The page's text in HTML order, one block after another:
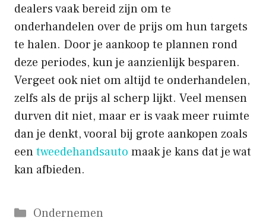
dealers vaak bereid zijn om te
onderhandelen over de prijs om hun targets
te halen. Door je aankoop te plannen rond
deze periodes, kun je aanzienlijk besparen.
Vergeet ook niet om altijd te onderhandelen,
zelfs als de prijs al scherp lijkt. Veel mensen
durven dit niet, maar er is vaak meer ruimte
dan je denkt, vooral bij grote aankopen zoals
eentweedehandsauto maak je kans dat je wat
kan afbieden.
Categorieën
Ondernemen